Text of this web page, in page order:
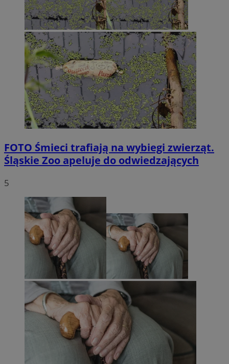
FOTO Śmieci trafiają na wybiegi zwierząt.
Śląskie Zoo apeluje do odwiedzających
5